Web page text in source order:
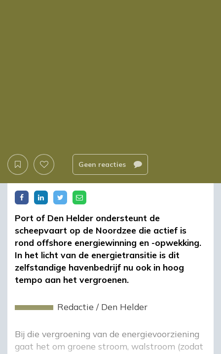
Geen reacties
Port of Den Helder ondersteunt de
scheepvaart op de Noordzee die actief is
rond offshore energiewinning en -opwekking.
In het licht van de energietransitie is dit
zelfstandige havenbedrijf nu ook in hoog
tempo aan het vergroenen.
Redactie / Den Helder
Bij die vergroening van de energievoorziening
gaat het om groene stroom, walstroom (zodat